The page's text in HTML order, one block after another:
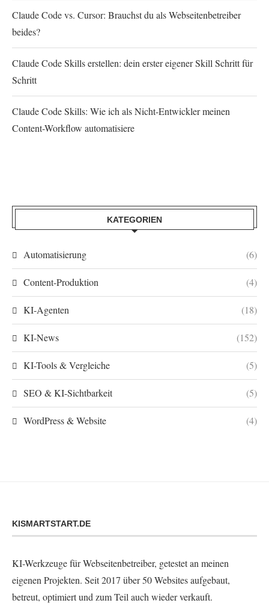
Claude Code vs. Cursor: Brauchst du als Webseitenbetreiber
beides?
Claude Code Skills erstellen: dein erster eigener Skill Schritt für
Schritt
Claude Code Skills: Wie ich als Nicht-Entwickler meinen
Content-Workflow automatisiere
KATEGORIEN
Automatisierung (6)
Content-Produktion (4)
KI-Agenten (18)
KI-News (152)
KI-Tools & Vergleiche (5)
SEO & KI-Sichtbarkeit (5)
WordPress & Website (4)
KISMARTSTART.DE
KI-Werkzeuge für Webseitenbetreiber, getestet an meinen
eigenen Projekten. Seit 2017 über 50 Websites aufgebaut,
betreut, optimiert und zum Teil auch wieder verkauft.